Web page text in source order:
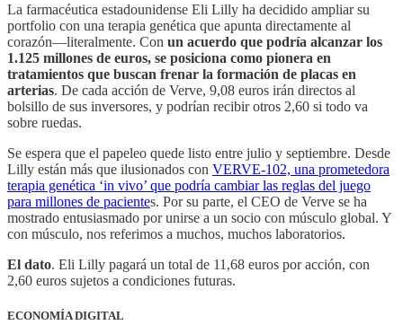
La farmacéutica estadounidense Eli Lilly ha decidido ampliar su
portfolio con una terapia genética que apunta directamente al
corazón—literalmente. Con un acuerdo que podría alcanzar los
1.125 millones de euros, se posiciona como pionera en
tratamientos que buscan frenar la formación de placas en
arterias. De cada acción de Verve, 9,08 euros irán directos al
bolsillo de sus inversores, y podrían recibir otros 2,60 si todo va
sobre ruedas.
Se espera que el papeleo quede listo entre julio y septiembre. Desde
Lilly están más que ilusionados con VERVE-102, una prometedora
terapia genética ‘in vivo’ que podría cambiar las reglas del juego
para millones de pacientes. Por su parte, el CEO de Verve se ha
mostrado entusiasmado por unirse a un socio con músculo global. Y
con músculo, nos referimos a muchos, muchos laboratorios.
El dato. Eli Lilly pagará un total de 11,68 euros por acción, con
2,60 euros sujetos a condiciones futuras.
ECONOMÍA DIGITAL